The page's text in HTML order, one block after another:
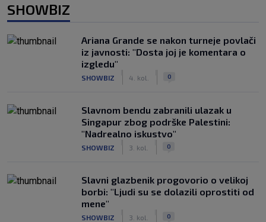
SHOWBIZ
Ariana Grande se nakon turneje povlači
iz javnosti: "Dosta joj je komentara o
izgledu"
SHOWBIZ 4. kol. 0
Slavnom bendu zabranili ulazak u
Singapur zbog podrške Palestini:
"Nadrealno iskustvo"
SHOWBIZ 3. kol. 0
Slavni glazbenik progovorio o velikoj
borbi: "Ljudi su se dolazili oprostiti od
mene"
SHOWBIZ 3. kol. 0